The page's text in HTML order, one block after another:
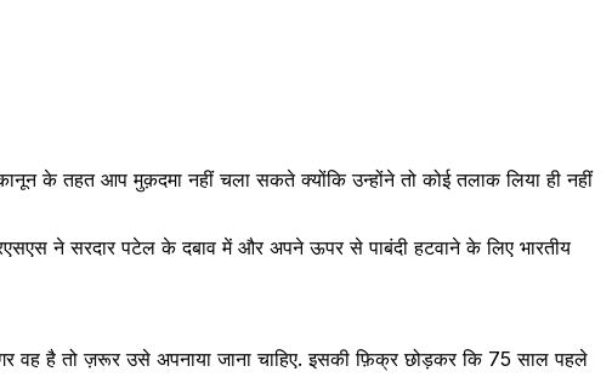
के तहत आप मुक़दमा नहीं चला सकते क्योंकि उन्होंने तो कोई तलाक लिया ही नहीं
ने सरदार पटेल के दबाव में और अपने ऊपर से पाबंदी हटवाने के लिए भारतीय
वह है तो ज़रूर उसे अपनाया जाना चाहिए. इसकी फ़िक्र छोड़कर कि 75 साल पहले